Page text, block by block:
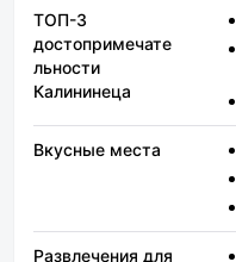
ТОП-3
достопримечате
льности
Калининеца
Вкусные места
Развлечения для